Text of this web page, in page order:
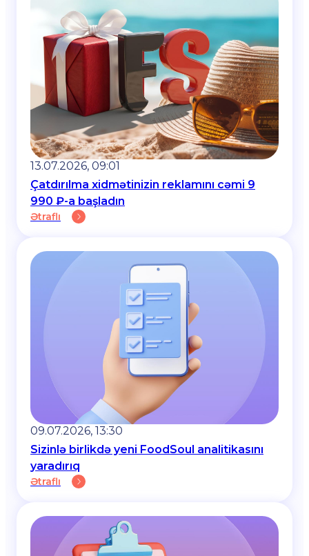
13.07.2026, 09:01
Çatdırılma xidmətinizin reklamını cəmi 9
990 ₽-a başladın
Ətraflı
09.07.2026, 13:30
Sizinlə birlikdə yeni FoodSoul analitikasını
yaradırıq
Ətraflı